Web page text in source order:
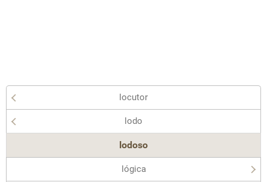
locutor
lodo
lodoso
lógica